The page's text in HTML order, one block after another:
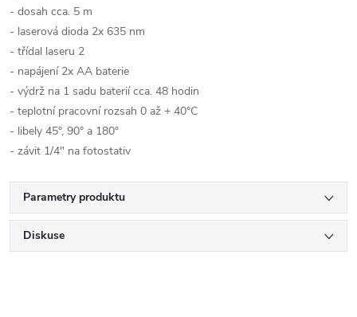
- dosah cca. 5 m
- laserová dioda 2x 635 nm
- třídal laseru 2
- napájení 2x AA baterie
- výdrž na 1 sadu baterií cca. 48 hodin
- teplotní pracovní rozsah 0 až + 40°C
- libely 45°, 90° a 180°
- závit 1/4" na fotostativ
Parametry produktu
Diskuse